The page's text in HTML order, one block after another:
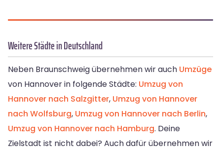
Weitere Städte in Deutschland
Neben Braunschweig übernehmen wir auch Umzüge
von Hannover in folgende Städte: Umzug von
Hannover nach Salzgitter, Umzug von Hannover
nach Wolfsburg, Umzug von Hannover nach Berlin,
Umzug von Hannover nach Hamburg. Deine
Zielstadt ist nicht dabei? Auch dafür übernehmen wir